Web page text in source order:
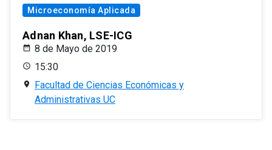
Microeconomía Aplicada
Adnan Khan, LSE-ICG
8 de Mayo de 2019
15:30
Facultad de Ciencias Económicas y
Administrativas UC